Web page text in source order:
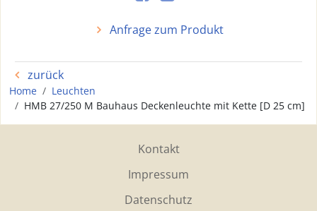
Anfrage zum Produkt
zurück
Home
Leuchten
HMB 27/250 M Bauhaus Deckenleuchte mit Kette [D 25 cm]
Kontakt
Impressum
Datenschutz